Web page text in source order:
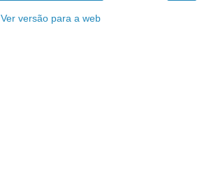
Ver versão para a web